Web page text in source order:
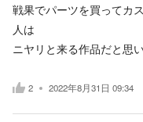
戦果でパーツを買ってカ
人は
ニヤリと来る作品だと思い
2 2022年8月31日 09:34